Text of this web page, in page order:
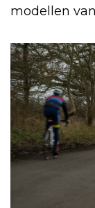
modellen